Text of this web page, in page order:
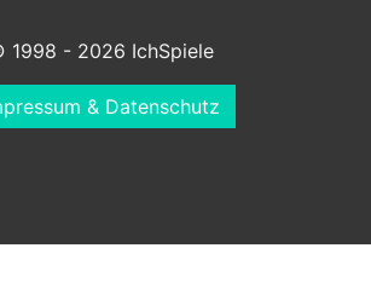
1998 - 2026 IchSpiele
& Datenschutz